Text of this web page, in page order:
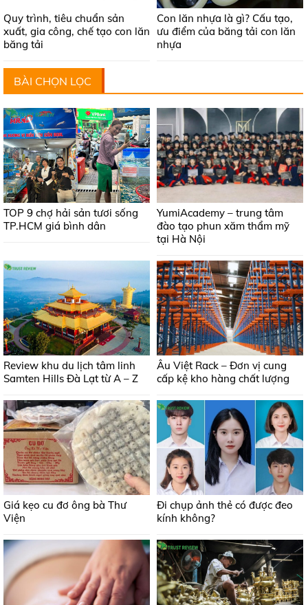
Quy trình, tiêu chuẩn sản
xuất, gia công, chế tạo con lăn
băng tải
Con lăn nhựa là gì? Cấu tạo,
ưu điểm của băng tải con lăn
nhựa
BÀI CHỌN LỌC
TOP 9 chợ hải sản tươi sống
TP.HCM giá bình dân
YumiAcademy – trung tâm
đào tạo phun xăm thẩm mỹ
tại Hà Nội
Review khu du lịch tâm linh
Samten Hills Đà Lạt từ A – Z
Âu Việt Rack – Đơn vị cung
cấp kệ kho hàng chất lượng
Giá kẹo cu đơ ông bà Thư
Viện
Đi chụp ảnh thẻ có được đeo
kính không?